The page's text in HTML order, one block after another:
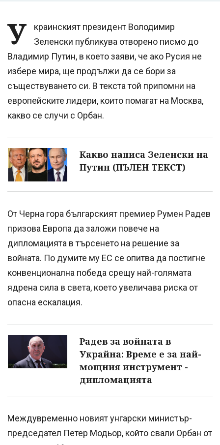
У
краинският президент Володимир
Зеленски публикува отворено писмо до
Владимир Путин, в което заяви, че ако Русия не
избере мира, ще продължи да се бори за
съществуването си. В текста той припомни на
европейските лидери, които помагат на Москва,
какво се случи с Орбан.
Какво написа Зеленски на
Путин (ПЪЛЕН ТЕКСТ)
От Черна гора българският премиер Румен Радев
призова Европа да заложи повече на
дипломацията в търсенето на решение за
войната. По думите му ЕС се опитва да постигне
конвенционална победа срещу най-голямата
ядрена сила в света, което увеличава риска от
опасна ескалация.
Радев за войната в
Украйна: Време е за най-
мощния инструмент -
дипломацията
Междувременно новият унгарски министър-
председател Петер Модьор, който свали Орбан от